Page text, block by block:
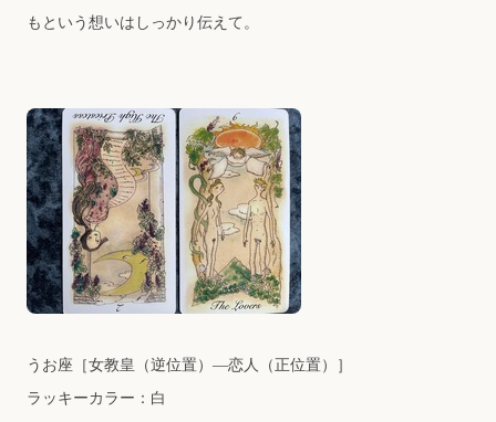
もという想いはしっかり伝えて。
うお座 ［女教皇（逆位置）―恋人（正位置）］
ラッキーカラー：白